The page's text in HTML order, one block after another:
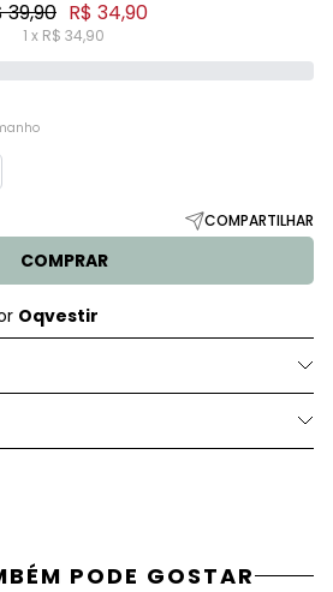
39,90 R$ 34,90
1 x R$ 34,90
COMPRAR
COMPARTILHAR
Oqvestir
PODE GOSTAR